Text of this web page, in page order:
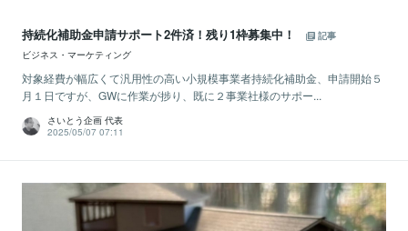
持続化補助金申請サポート2件済！残り1枠募集中！
記事
ビジネス・マーケティング
対象経費が幅広くて汎用性の高い小規模事業者持続化補助金、申請開始５
月１日ですが、GWに作業が捗り、既に２事業社様のサポー...
さいとう企画 代表
2025/05/07 07:11